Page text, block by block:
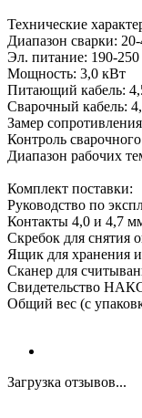
Технические
Диапазон сварки:
Эл. питание: 190-
Мощность: 3,0 кВт
Питающий кабель:
Сварочный кабель:
Замер
Контроль
Диапазон рабочих
Комплект поставки:
Руководство по
Контакты 4,0 и 4,7
Скребок для снятия
Ящик для хранения
Сканер для
Свидетельство
Общий вес (с
Загрузка отзывов...